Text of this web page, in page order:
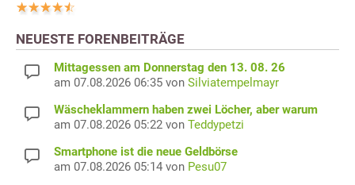
NEUESTE FORENBEITRÄGE
Mittagessen am Donnerstag den 13. 08. 26
am 07.08.2026 06:35 von Silviatempelmayr
Wäscheklammern haben zwei Löcher, aber warum
am 07.08.2026 05:22 von Teddypetzi
Smartphone ist die neue Geldbörse
am 07.08.2026 05:14 von Pesu07